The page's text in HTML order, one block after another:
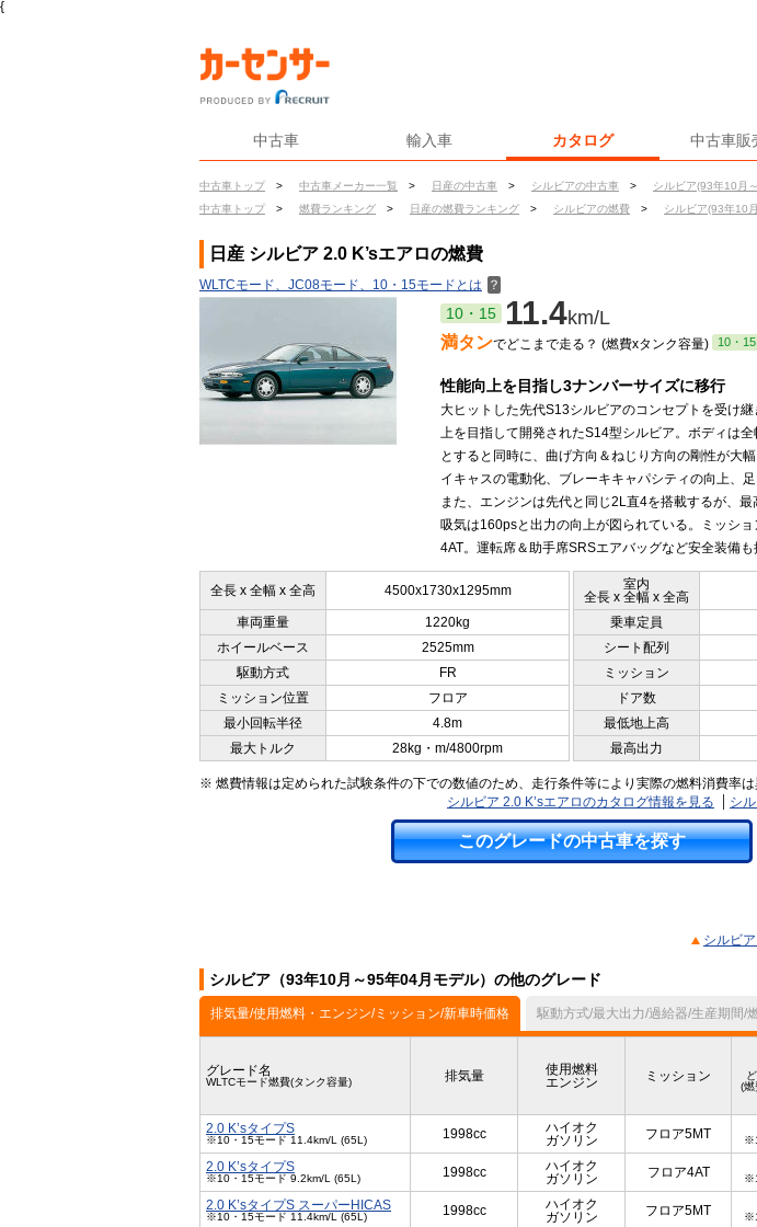
{
中古車 輸入車 カタログ 中古車販
中古車トップ > 中古車メーカー一覧 > 日産の中古車 > シルビアの中古車 > シルビア(93年10月
中古車トップ
> 燃費ランキング > 日産の燃費ランキング > シルビアの燃費 > シルビア(93年10
日産 シルビア 2.0 K’sエアロの燃費
WLTCモード、JC08モード、10・15モードとは ？
10・15 11.4km/L
満タンでどこまで走る？ (燃費xタンク容量) 10・15
性能向上を目指し3ナンバーサイズに移行
大ヒットした先代S13シルビアのコンセプトを受け
上を目指して開発されたS14型シルビア。ボディは
とすると同時に、曲げ方向＆ねじり方向の剛性が大
イキャスの電動化、ブレーキキャパシティの向上、
また、エンジンは先代と同じ2L直4を搭載するが、
吸気は160psと出力の向上が図られている。ミッシ
4AT。運転席＆助手席SRSエアバッグなど安全装備も
全長 x 全幅 x 全高 4500x1730x1295mm
室内
全長 x 全幅 x 全高
車両重量 1220kg 乗車定員
ホイールベース
2525mm シート配列
駆動方式
FR ミッション
ミッション位置
フロア ドア数
最小回転半径
4.8m 最低地上高
最大トルク
28kg・m/4800rpm 最高出力
※ 燃費情報は定められた試験条件の下での数値のため、走行条件等により実際の燃料消費率は
シルビア 2.0 K’sエアロのカタログ情報を見る
シ
このグレードの中古車を探す
シルビ
シルビア（93年10月～95年04月モデル）の他のグレード
排気量/使用燃料・エンジン/ミッション/新車時価格 駆動方式/最大出力/過給器/生産期間/
グレード名
WLTCモード燃費(タンク容量) 排気量
使用燃料
エンジン
ミッション
(燃
2.0 K’sタイプS
※10・15モード 11.4km/L (65L) 1998cc
ハイオク
ガソリン
フロア5MT
2.0 K’sタイプS
※10・15モード 9.2km/L (65L) 1998cc
ハイオク
ガソリン
フロア4AT
2.0 K’sタイプS スーパーHICAS
※10・15モード 11.4km/L (65L) 1998cc
ハイオク
ガソリン
フロア5MT